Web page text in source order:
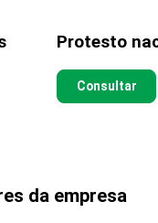
Protesto
Consultar
da empresa